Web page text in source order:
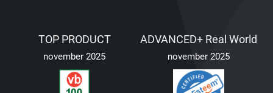
TOP PRODUCT
november 2025
ADVANCED+ Real World
november 2025